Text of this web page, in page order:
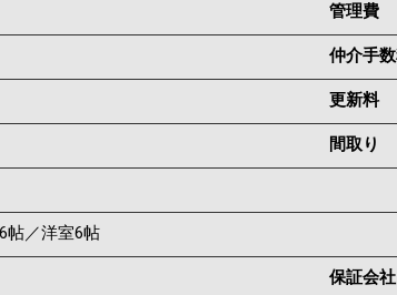
管理費
仲介手
更新料
間取り
帖／洋室6帖
保証会社